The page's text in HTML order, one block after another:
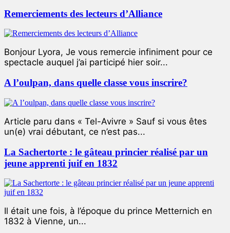
Remerciements des lecteurs d’Alliance
Bonjour Lyora, Je vous remercie infiniment pour ce
spectacle auquel j’ai participé hier soir...
A l’oulpan, dans quelle classe vous inscrire?
Article paru dans « Tel-Avivre » Sauf si vous êtes
un(e) vrai débutant, ce n’est pas...
La Sachertorte : le gâteau princier réalisé par un
jeune apprenti juif en 1832
Il était une fois, à l’époque du prince Metternich en
1832 à Vienne, un...